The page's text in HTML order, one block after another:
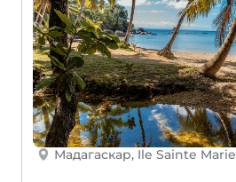
Мадагаскар, Ile Sainte Marie